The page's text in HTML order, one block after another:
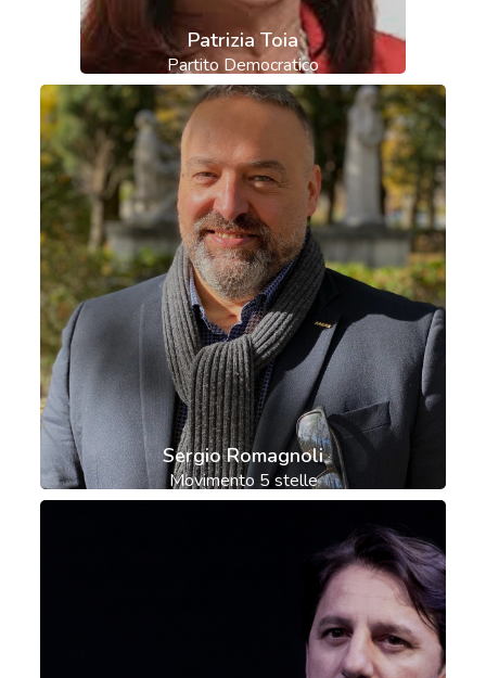
Patrizia Toia
Partito Democratico
Sergio Romagnoli
Movimento 5 stelle